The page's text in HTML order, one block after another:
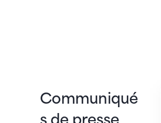
Communiqué